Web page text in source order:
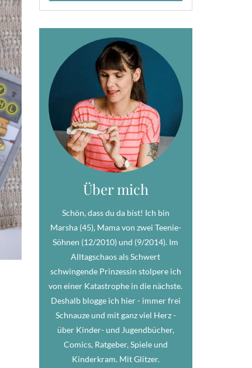
Über mich
Schön, dass du da bist! Ich bin
Marsha (45), Mama von zwei Teenie-
Söhnen (12/2010) und (9/2014). Im
Alltagschaos als Schwert
schwingende Prinzessin stolpere ich
von einer Katastrophe in die nächste.
Deshalb blogge ich hier - immer frei
Schnauze und mit ganz viel Herz -
über Kinder- und Jugendbücher,
Comics, Ratgeber, Spiele und
Kinderkram. Mit Glitzer.